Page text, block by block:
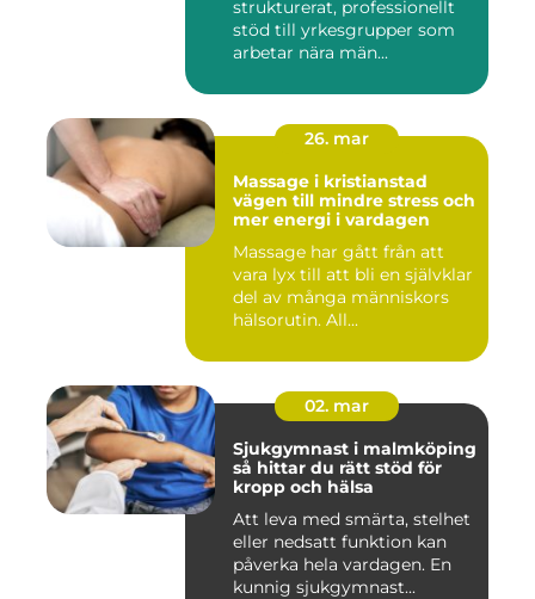
strukturerat, professionellt
stöd till yrkesgrupper som
arbetar nära män...
26. mar
Massage i kristianstad
vägen till mindre stress och
mer energi i vardagen
Massage har gått från att
vara lyx till att bli en självklar
del av många människors
hälsorutin. All...
02. mar
Sjukgymnast i malmköping
så hittar du rätt stöd för
kropp och hälsa
Att leva med smärta, stelhet
eller nedsatt funktion kan
påverka hela vardagen. En
kunnig sjukgymnast...